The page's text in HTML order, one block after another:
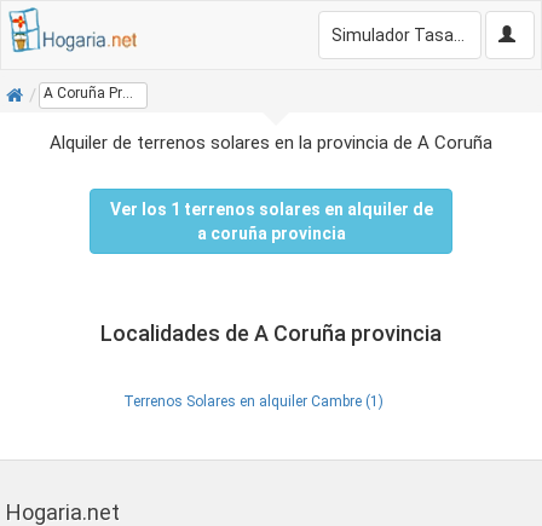
Inicio
Alquiler de terrenos solares en la provincia de A Coruña
Ver los 1 terrenos solares en alquiler de
a coruña provincia
Localidades de A Coruña provincia
Terrenos Solares en alquiler Cambre (1)
Hogaria.net